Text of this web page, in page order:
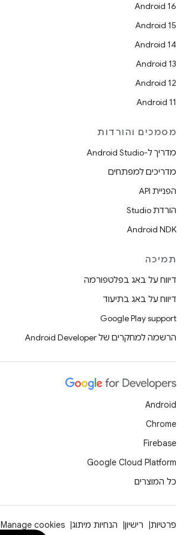
Android 16
Android 15
Android 14
Android 13
Android 12
Android 11
מסמכים והורדות
מדריך ל-Android Studio
מדריכים למפתחים
הפניית API
הורדת Studio
Android NDK
תמיכה
דיווח על באג בפלטפורמה
דיווח על באג בתיעוד
Google Play support
הרשמה למחקרים של Android Developer
Android
Chrome
Firebase
Google Cloud Platform
כל המוצרים
פרטיות רישיון הנחיות מיתוג Manage cookies